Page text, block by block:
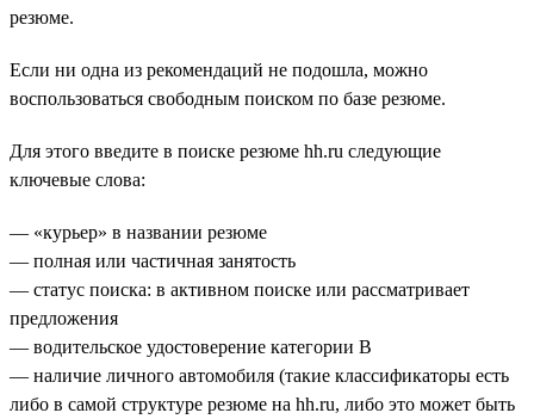
резюме.
Если ни одна из рекомендаций не подошла, можно
воспользоваться свободным поиском по базе резюме.
Для этого введите в поиске резюме hh.ru следующие
ключевые слова:
— «курьер» в названии резюме
— полная или частичная занятость
— статус поиска: в активном поиске или рассматривает
предложения
— водительское удостоверение категории В
— наличие личного автомобиля (такие классификаторы есть
либо в самой структуре резюме на hh.ru, либо это может быть